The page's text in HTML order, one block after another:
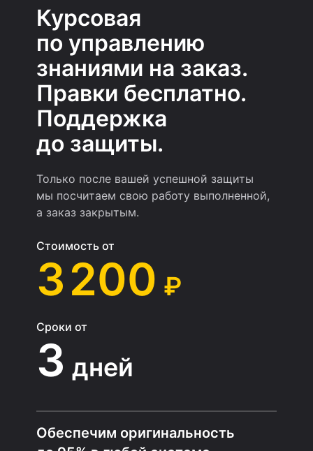
Курсовая
по управлению
знаниями на заказ.
Правки бесплатно.
Поддержка
до защиты.
Только после вашей успешной защиты
мы посчитаем свою работу выполненной,
а заказ закрытым.
Стоимость от
3 200 ₽
Сроки от
3 дней
Обеспечим оригинальность